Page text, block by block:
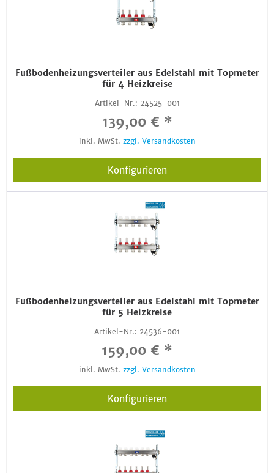
Fußbodenheizungsverteiler aus Edelstahl mit Topmeter
für 4 Heizkreise
Artikel-Nr.: 24525-001
139,00 € *
inkl. MwSt. zzgl. Versandkosten
Konfigurieren
Fußbodenheizungsverteiler aus Edelstahl mit Topmeter
für 5 Heizkreise
Artikel-Nr.: 24536-001
159,00 € *
inkl. MwSt. zzgl. Versandkosten
Konfigurieren